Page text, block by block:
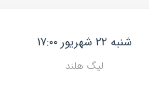
شنبه ۲۲ شهریور ۱۷:۰۰
لیگ هلند